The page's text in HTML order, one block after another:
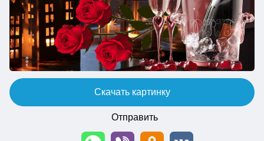
Скачать картинку
Отправить